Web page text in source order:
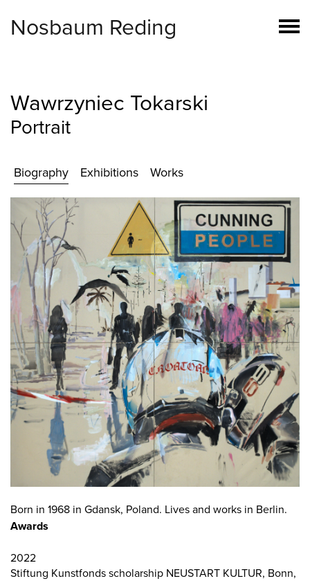
Nosbaum Reding
Wawrzyniec Tokarski
Portrait
Biography Exhibitions Works
Born in 1968 in Gdansk, Poland. Lives and works in Berlin.
Awards
2022
Stiftung Kunstfonds scholarship NEUSTART KULTUR, Bonn,